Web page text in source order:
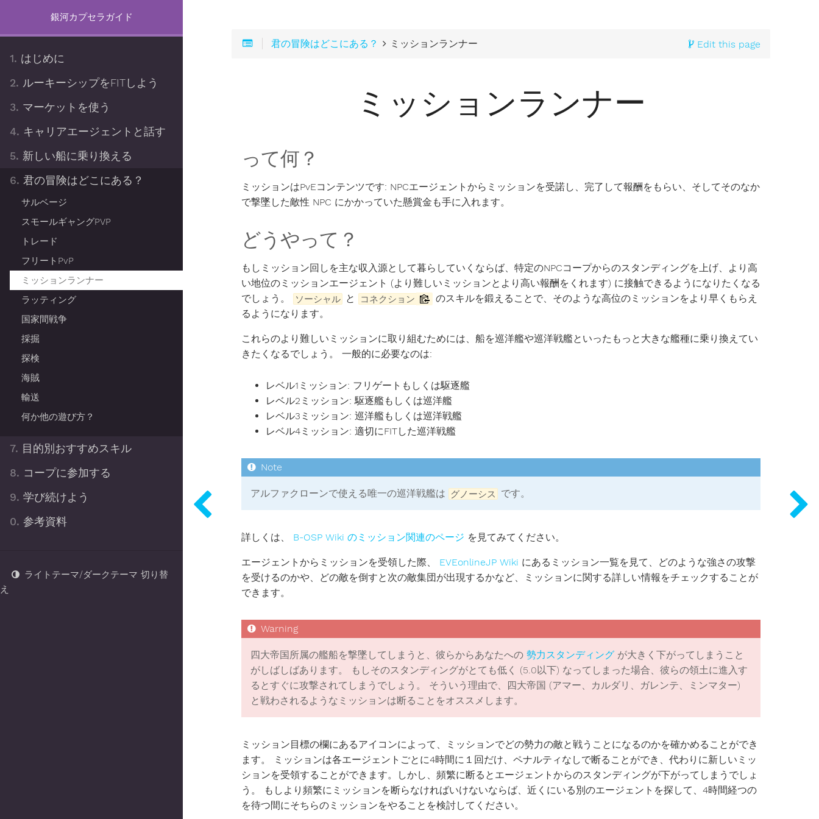
銀河カプセラガイド
1. はじめに
2. ルーキーシップをFITしよう
3. マーケットを使う
4. キャリアエージェントと話す
5. 新しい船に乗り換える
6. 君の冒険はどこにある？
サルベージ
スモールギャングPVP
トレード
フリートPvP
ミッションランナー
ラッティング
国家間戦争
採掘
探検
海賊
輸送
何か他の遊び方？
7. 目的別おすすめスキル
8. コープに参加する
9. 学び続けよう
0. 参考資料
ライトテーマ/ダークテーマ 切り替
え
Edit this page
君の冒険はどこにある？ ミッションランナー
ミッションランナー
って何？
ミッションはPvEコンテンツです: NPCエージェントからミッションを受諾し、完了して報酬をもらい、そしてそのなか
で撃墜した敵性 NPC にかかっていた懸賞金も手に入れます。
どうやって？
もしミッション回しを主な収入源として暮らしていくならば、特定のNPCコープからのスタンディングを上げ、より高
い地位のミッションエージェント (より難しいミッションとより高い報酬をくれます) に接触できるようになりたくなる
でしょう。
ソーシャル と コネクション
のスキルを鍛えることで、そのような高位のミッションをより早くもらえ
るようになります。
これらのより難しいミッションに取り組むためには、船を巡洋艦や巡洋戦艦といったもっと大きな艦種に乗り換えてい
きたくなるでしょう。 一般的に必要なのは:
レベル1ミッション: フリゲートもしくは駆逐艦
レベル2ミッション: 駆逐艦もしくは巡洋艦
レベル3ミッション: 巡洋艦もしくは巡洋戦艦
レベル4ミッション: 適切にFITした巡洋戦艦
アルファクローンで使える唯一の巡洋戦艦は グノーシス です。
詳しくは、 B-OSP Wiki のミッション関連のページ を見てみてください。
エージェントからミッションを受領した際、 EVEonlineJP Wiki にあるミッション一覧を見て、どのような強さの攻撃
を受けるのかや、どの敵を倒すと次の敵集団が出現するかなど、ミッションに関する詳しい情報をチェックすることが
できます。
四大帝国所属の艦船を撃墜してしまうと、彼らからあなたへの 勢力スタンディング が大きく下がってしまうこと
がしばしばあります。 もしそのスタンディングがとても低く (5.0以下) なってしまった場合、彼らの領土に進入す
るとすぐに攻撃されてしまうでしょう。 そういう理由で、四大帝国 (アマー、カルダリ、ガレンテ、ミンマター)
と戦わされるようなミッションは断ることをオススメします。
ミッション目標の欄にあるアイコンによって、ミッションでどの勢力の敵と戦うことになるのかを確かめることができ
ます。 ミッションは各エージェントごとに4時間に１回だけ、ペナルティなしで断ることができ、代わりに新しいミッ
ションを受領することができます。しかし、頻繁に断るとエージェントからのスタンディングが下がってしまうでしょ
う。 もしより頻繁にミッションを断らなければいけないならば、近くにいる別のエージェントを探して、4時間経つの
を待つ間にそちらのミッションをやることを検討してください。